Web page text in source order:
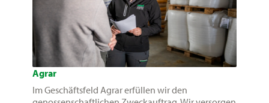
Agrar
Im Geschäftsfeld Agrar erfüllen wir den